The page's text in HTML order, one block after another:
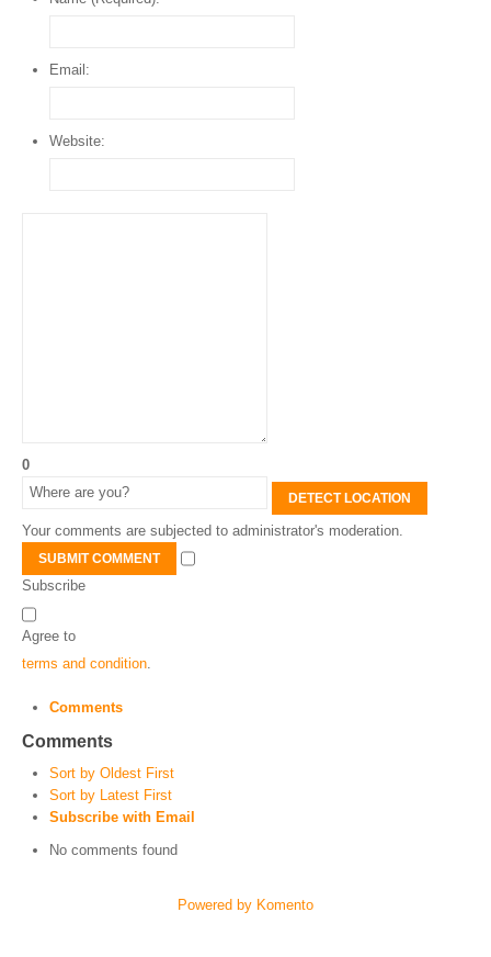
Email:
Website:
0
DETECT LOCATION
Your comments are subjected to administrator's moderation.
SUBMIT COMMENT
Subscribe
Agree to
terms and condition
Comments
Comments
Sort by Oldest First
Sort by Latest First
Subscribe with Email
No comments found
Powered by Komento